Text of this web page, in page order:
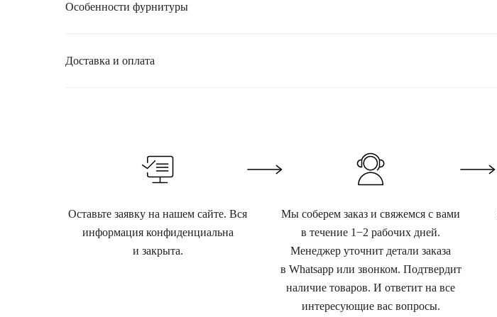
Особенности фурнитуры
Доставка и оплата
Оставьте заявку на нашем сайте. Вся
информация конфиденциальна
и закрыта.
Мы соберем заказ и свяжемся с вами
в течение 1−2 рабочих дней.
Менеджер уточнит детали заказа
в Whatsapp или звонком. Подтвердит
наличие товаров. И ответит на все
интересующие вас вопросы.